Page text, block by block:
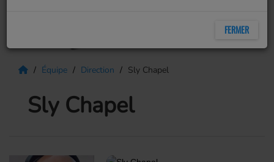
Équipe Direction Sly Chapel
Sly Chapel
FERMER